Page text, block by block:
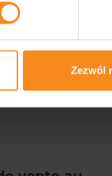
Zezwól
utilisant des
trieur doit être
est le pilier d’un